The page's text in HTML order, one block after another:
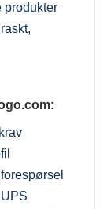
produkter
: